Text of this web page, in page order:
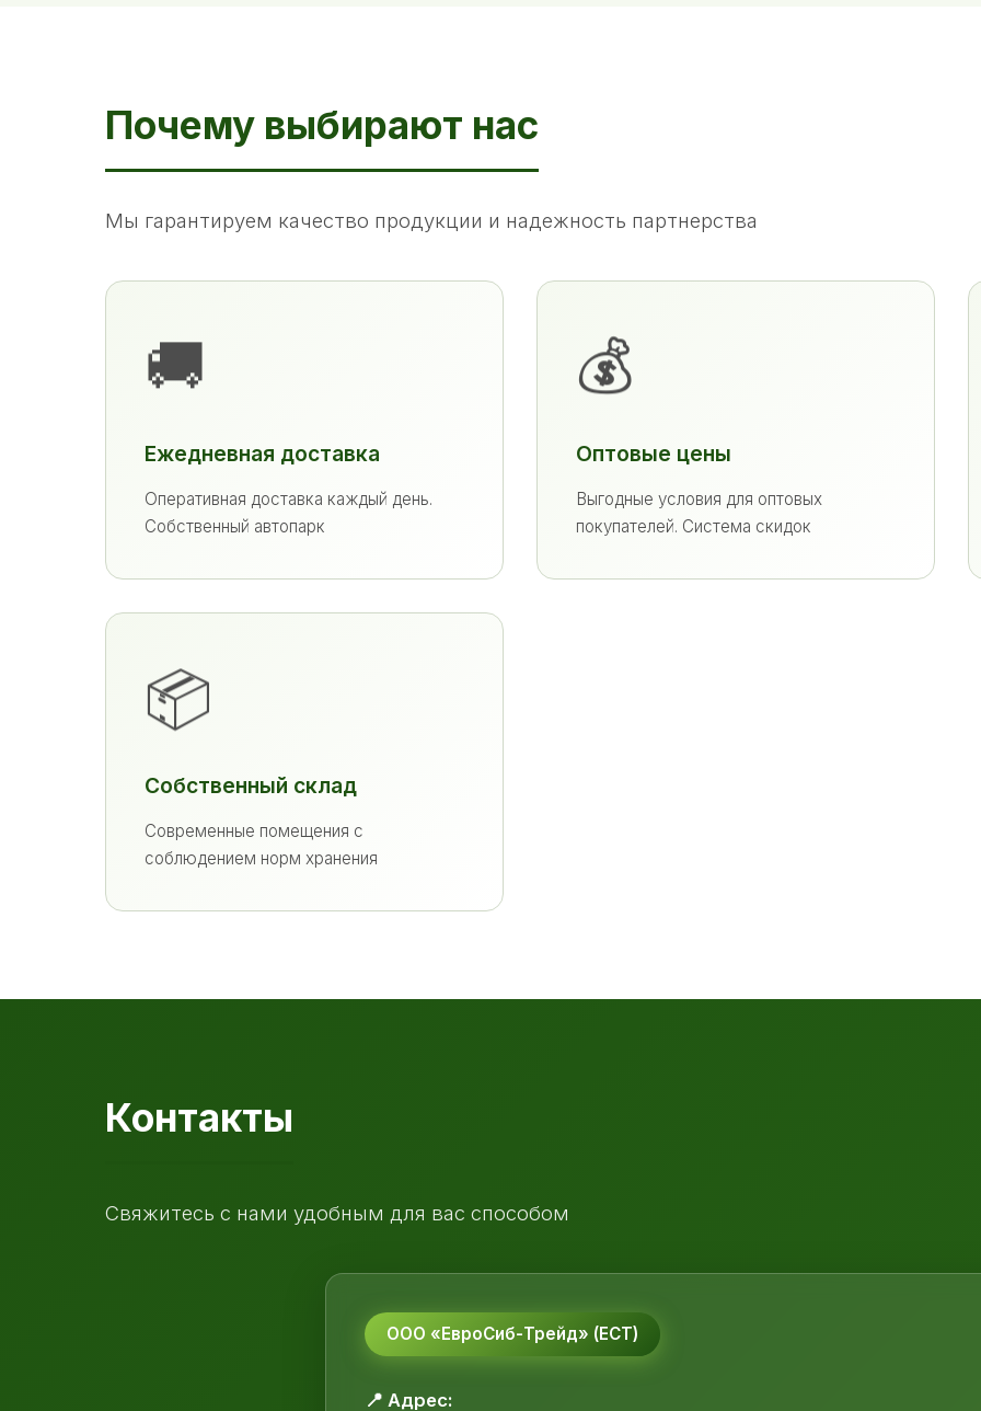
Почему выбирают нас
Мы гарантируем качество продукции и надежность партнерства
🚚
Ежедневная доставка
Оперативная доставка каждый день.
Собственный автопарк
💰
Оптовые цены
Выгодные условия для оптовых
покупателей. Система скидок
📦
Собственный склад
Современные помещения с
соблюдением норм хранения
Контакты
Свяжитесь с нами удобным для вас способом
ООО «ЕвроСиб-Трейд» (ЕСТ)
📍 Адрес: